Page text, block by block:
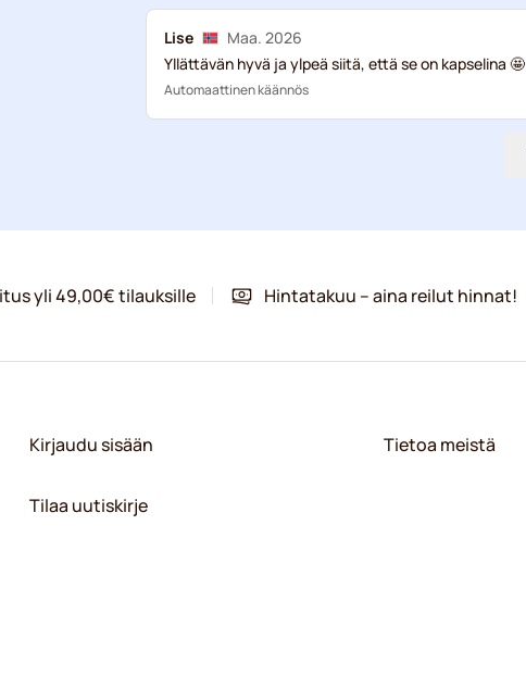
Lise
Maa. 2026
Yllättävän hyvä ja ylpeä siitä, että se on kapselina 🤩
Automaattinen käännös
yli 49,00€ tilauksille Hintatakuu – aina reilut hinnat!
Kirjaudu sisään
Tilaa uutiskirje
Tietoa meistä